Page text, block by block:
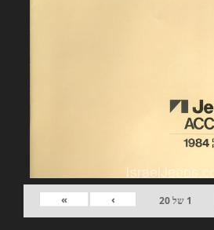
1 של20
›
»